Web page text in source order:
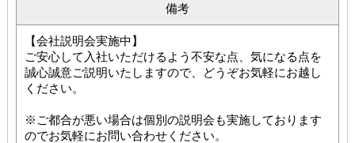
備考
【会社説明会実施中】
ご安心して入社いただけるよう不安な点、気になる点を
誠心誠意ご説明いたしますので、どうぞお気軽にお越し
ください。
※ご都合が悪い場合は個別の説明会も実施しております
のでお気軽にお問い合わせください。